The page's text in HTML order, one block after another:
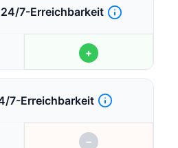
tauchmedizinische
Untersuchung),
eine Schulung zur
Selbstuntersuchung der Brust
durch medizinische
Wunschvollnarkose,
Impfkosten, Mund-
7-Erreichbarkeit
+
7-Erreichbarkeit
−